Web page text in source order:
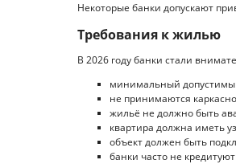
Некоторые банки допускают
Требования к жилью
В 2026 году банки стали
минимальный
не принимаются
жильё не должно быть
квартира должна иметь
объект должен быть
банки часто не